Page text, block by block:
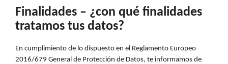
Finalidades – ¿con qué finalidades
tratamos tus datos?
En cumplimiento de lo dispuesto en el Reglamento Europeo
2016/679 General de Protección de Datos, te informamos de